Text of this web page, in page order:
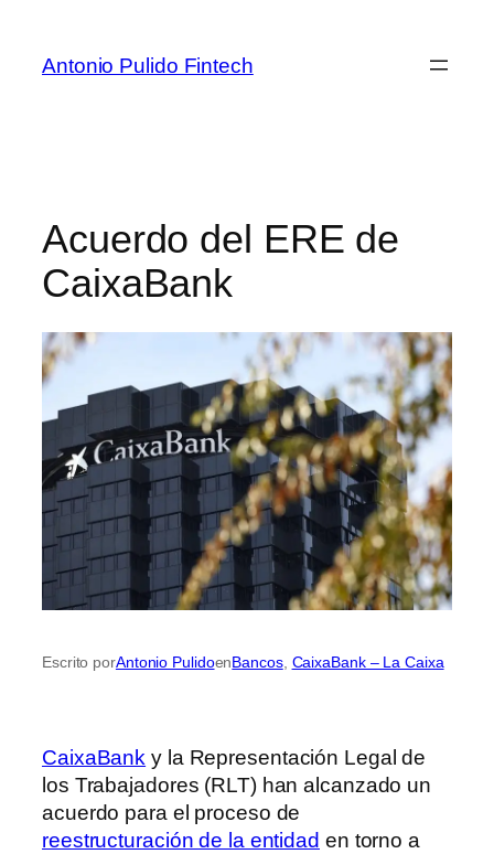
Antonio Pulido Fintech
Acuerdo del ERE de
CaixaBank
Escrito porAntonio PulidoenBancos, CaixaBank – La Caixa
CaixaBank y la Representación Legal de
los Trabajadores (RLT) han alcanzado un
acuerdo para el proceso de
reestructuración de la entidad en torno a